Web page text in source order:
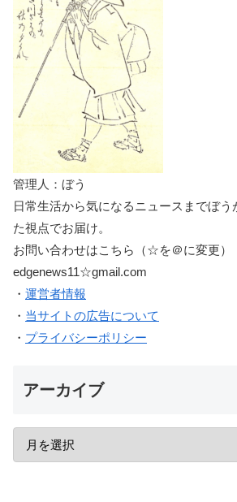
管理人：ぼう
日常生活から気になるニュースまでぼう
た視点でお届け。
お問い合わせはこちら（☆を＠に変更）
edgenews11☆gmail.com
・ 運営者情報
・ 当サイトの広告について
・ プライバシーポリシー
アーカイブ